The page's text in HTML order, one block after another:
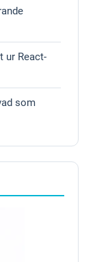
ur React-
som